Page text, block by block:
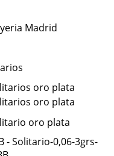
- Solitario-0,06-3grs-